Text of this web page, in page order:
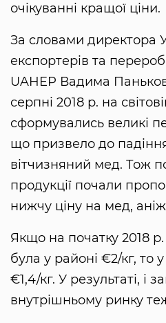
очікуванні кращої ціни.
За словами директора
експортерів та
UAHEP Вадима
серпні 2018 р. на
сформувались великі
що призвело до
вітчизняний мед. Тож
продукції почали
нижчу ціну на мед,
Якщо на початку 2018
була у районі €2/кг, то
€1,4/кг. У результаті, і
внутрішньому ринку